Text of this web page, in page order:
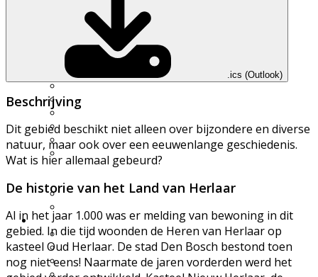
Lid of Donateur worden?
Nieuwsflits nieuwsbrief
Den Boschrietsangher
Jaarboeken
Bestuur
Ledenvergaderingen
Vacatures
Info voor IVN vrijwilligers
Handboek werkgroepen
Materialen
Statuten, huishoudelijk
reglement,
omgangsregels
Gidsenmateriaal
Contact
Contactgegevens
Excursie aanvragen
Lid worden en meedoen?
.ics (Outlook)
Beschrijving
Dit gebied beschikt niet alleen over bijzondere en diverse
natuur, maar ook over een eeuwenlange geschiedenis.
Wat is hier allemaal gebeurd?
De historie van het Land van Herlaar
Al in het jaar 1.000 was er melding van bewoning in dit
gebied. In die tijd woonden de Heren van Herlaar op
kasteel Oud Herlaar. De stad Den Bosch bestond toen
nog niet eens! Naarmate de jaren vorderden werd het